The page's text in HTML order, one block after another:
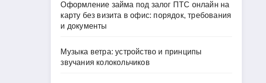
Оформление займа под залог ПТС онлайн на
карту без визита в офис: порядок, требования
и документы
Музыка ветра: устройство и принципы
звучания колокольчиков